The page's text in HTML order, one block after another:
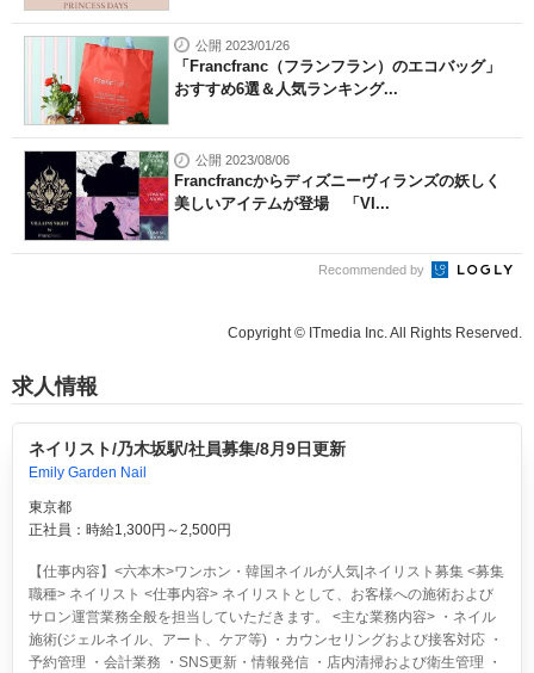
公開 2023/01/26
「Francfranc（フランフラン）のエコバッグ」
おすすめ6選＆人気ランキング...
公開 2023/08/06
Francfrancからディズニーヴィランズの妖しく
美しいアイテムが登場 「VI...
Recommended by
Copyright © ITmedia Inc. All Rights Reserved.
求人情報
ネイリスト/乃木坂駅/社員募集/8月9日更新
Emily Garden Nail
東京都
正社員：時給1,300円～2,500円
【仕事内容】<六本木>ワンホン・韓国ネイルが人気|ネイリスト募集 <募集
職種> ネイリスト <仕事内容> ネイリストとして、お客様への施術および
サロン運営業務全般を担当していただきます。 <主な業務内容> ・ネイル
施術(ジェルネイル、アート、ケア等) ・カウンセリングおよび接客対応 ・
予約管理 ・会計業務 ・SNS更新・情報発信 ・店内清掃および衛生管理 ・